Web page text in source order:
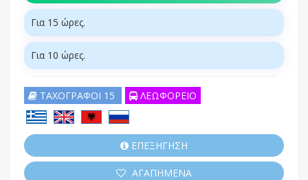
Για 15 ώρες.
Για 10 ώρες.
ΤΑΧΟΓΡΑΦΟΙ 15 ΛΕΩΦΟΡΕΙΟ
ΕΠΕΞΗΓΗΣΗ
ΑΓΑΠΗΜΕΝΑ